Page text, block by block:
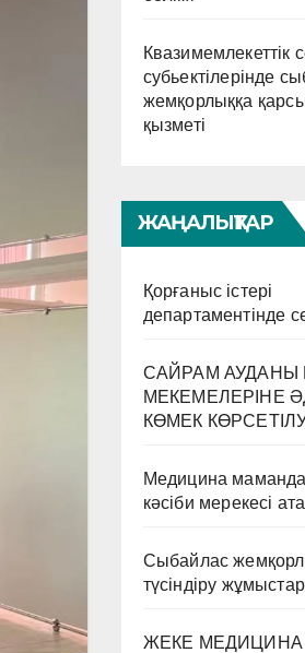
Квазимемлекеттік
субьектілерінде
жемқорлыққа
қызметі
ЖАҢАЛЫҚТАР
Қорғаныс істері
департаментінде
САЙРАМ
МЕКЕМЕЛЕРІНЕ
КӨМЕК
Медицина
кәсіби мерекесі
Сыбайлас
түсіндіру
ЖЕКЕ МЕДИЦИНА